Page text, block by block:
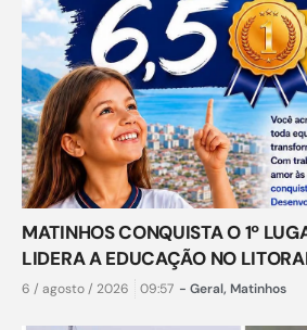
MATINHOS CONQUISTA O 1º
LIDERA A EDUCAÇÃO NO
6 / agosto / 2026 09:57 - Geral, Matinhos